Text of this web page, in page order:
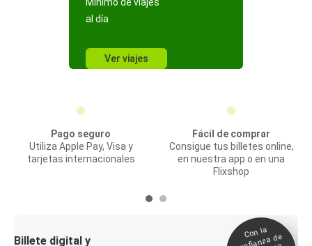
al día
Ver viajes
Pago seguro
Utiliza Apple Pay, Visa y
tarjetas internacionales
Fácil de comprar
Consigue tus billetes online,
en nuestra app o en una
Flixshop
Billete digital y
Con la